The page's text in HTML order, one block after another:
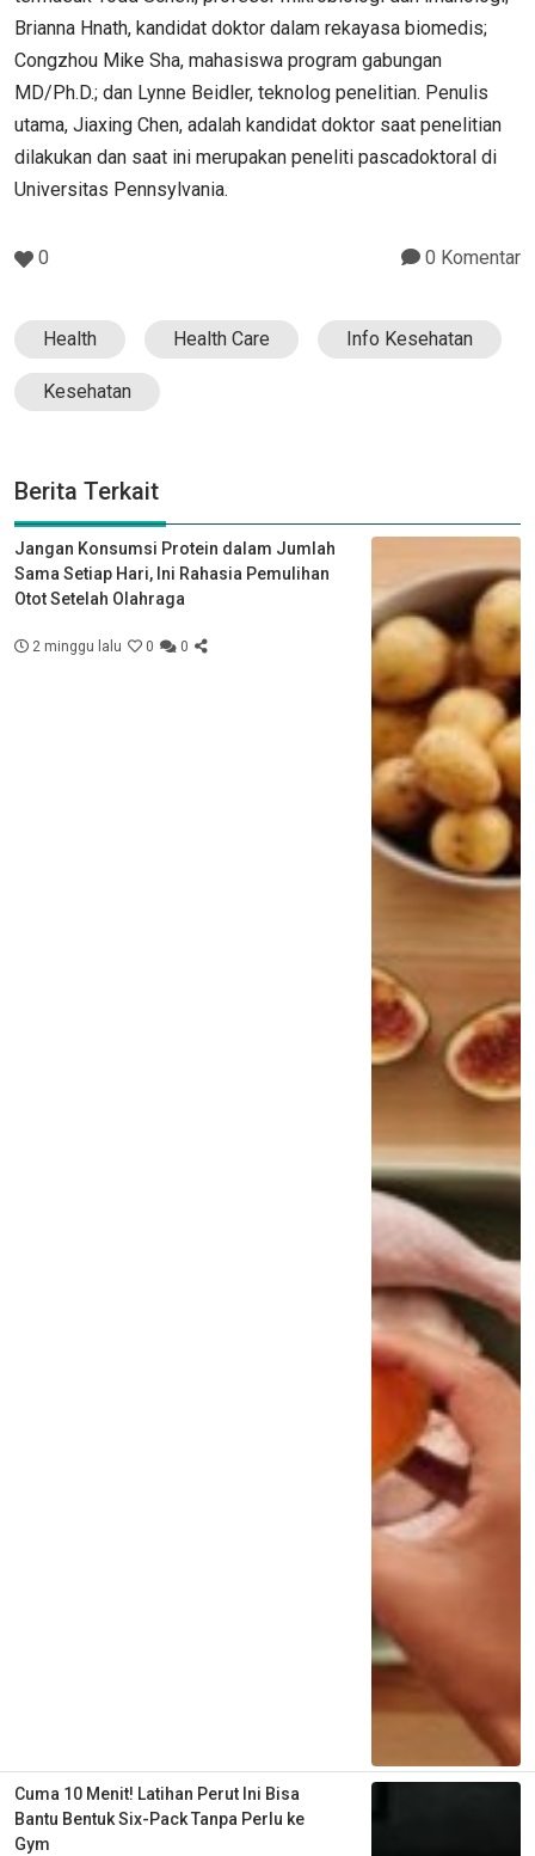
Brianna Hnath, kandidat doktor dalam rekayasa biomedis;
Congzhou Mike Sha, mahasiswa program gabungan
MD/Ph.D.; dan Lynne Beidler, teknolog penelitian. Penulis
utama, Jiaxing Chen, adalah kandidat doktor saat penelitian
dilakukan dan saat ini merupakan peneliti pascadoktoral di
Universitas Pennsylvania.
0 0 Komentar
Health Health Care Info Kesehatan
Kesehatan
Berita Terkait
Jangan Konsumsi Protein dalam Jumlah
Sama Setiap Hari, Ini Rahasia Pemulihan
Otot Setelah Olahraga
2 minggu lalu 0 0
Cuma 10 Menit! Latihan Perut Ini Bisa
Bantu Bentuk Six-Pack Tanpa Perlu ke
Gym